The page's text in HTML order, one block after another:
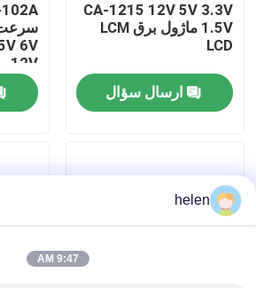
با ما تماس بگیرید
اخبار
وبلاگ
CA-1215 12V 5V 3.3V
1.5V ماژول برق LCM
LCD
ارسال سؤال
6V
12V
helen
9:47 AM